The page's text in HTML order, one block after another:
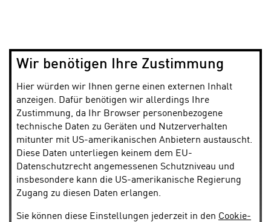
Wir benötigen Ihre Zustimmung
Hier würden wir Ihnen gerne einen externen Inhalt
anzeigen. Dafür benötigen wir allerdings Ihre
Zustimmung, da Ihr Browser personenbezogene
technische Daten zu Geräten und Nutzerverhalten
mitunter mit US-amerikanischen Anbietern austauscht.
Diese Daten unterliegen keinem dem EU-
Datenschutzrecht angemessenen Schutzniveau und
insbesondere kann die US-amerikanische Regierung
Zugang zu diesen Daten erlangen.
Sie können diese Einstellungen jederzeit in den Cookie-